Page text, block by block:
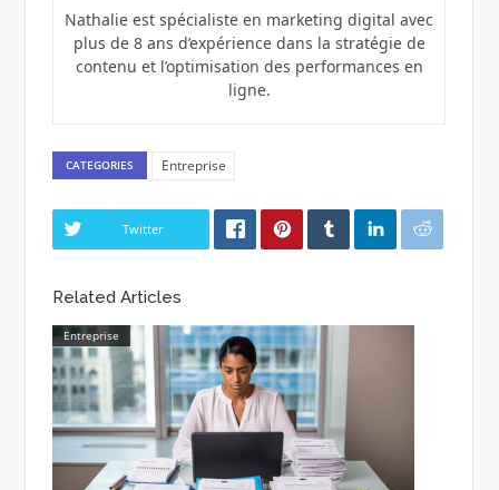
Nathalie est spécialiste en marketing digital avec
plus de 8 ans d’expérience dans la stratégie de
contenu et l’optimisation des performances en
ligne.
CATEGORIES Entreprise
Twitter
Related Articles
Entreprise